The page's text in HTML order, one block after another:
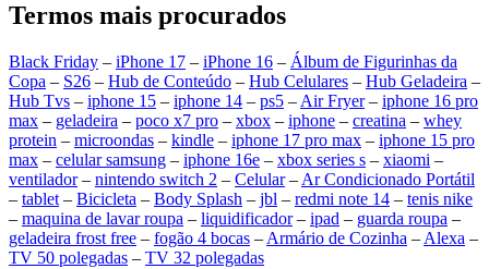
Termos mais procurados
Black Friday – iPhone 17 – iPhone 16 – Álbum de Figurinhas da
Copa – S26 – Hub de Conteúdo – Hub Celulares – Hub Geladeira –
Hub Tvs – iphone 15 – iphone 14 – ps5 – Air Fryer– iphone 16 pro
max – geladeira – poco x7 pro – xbox – iphone – creatina – whey
protein – microondas – kindle – iphone 17 pro max – iphone 15 pro
max – celular samsung – iphone 16e – xbox series s – xiaomi –
ventilador– nintendo switch 2 – Celular– Ar Condicionado Portátil
– tablet – Bicicleta – Body Splash – jbl – redmi note 14 – tenis nike
– maquina de lavar roupa – liquidificador– ipad – guarda roupa –
geladeira frost free – fogão 4 bocas – Armário de Cozinha – Alexa –
TV 50 polegadas – TV 32 polegadas